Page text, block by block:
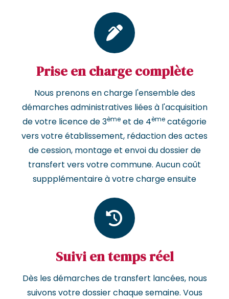
Prise en charge complète
Nous prenons en charge l'ensemble des
démarches administratives liées à l'acquisition
de votre licence de 3ème et de 4ème catégorie
vers votre établissement, rédaction des actes
de cession, montage et envoi du dossier de
transfert vers votre commune. Aucun coût
suppplémentaire à votre charge ensuite
Suivi en temps réel
Dès les démarches de transfert lancées, nous
suivons votre dossier chaque semaine. Vous